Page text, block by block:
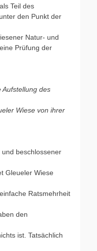
Teil des
den Punkt der
Natur- und
Prüfung der
Aufstellung des
Wiese von ihrer
beschlossener
Gleueler Wiese
Ratsmehrheit
den
ist. Tatsächlich